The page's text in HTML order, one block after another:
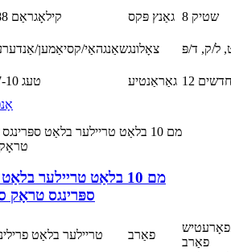
88 קילאָגראַם גאַנץ פּקס 8 שטיק
שאַנגהאַי/קסיאַמען/צאָלונג
ל/ק, ד/פּ
7-10 טעג גאַראַנטיע
12 חדשים
ספּרינגס טראָק
טריילער בלאַט פאַרב
פאַרב